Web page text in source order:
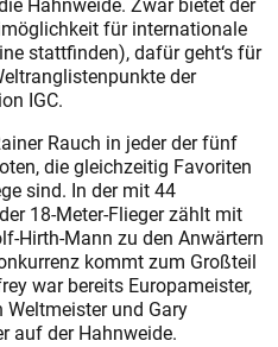
für internationale
stattfinden), dafür geht‘s für
der
IGC.
Rauch in jeder der fünf
die gleichzeitig Favoriten
sind. In der mit 44
18-Meter-Flieger zählt mit
Hirth-Mann zu den Anwärtern
kommt zum Großteil
war bereits Europameister,
und Gary
auf der Hahnweide.